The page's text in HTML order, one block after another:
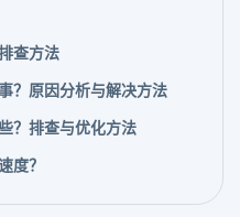
查方法
？原因分析与解决方法
？排查与优化方法
度？